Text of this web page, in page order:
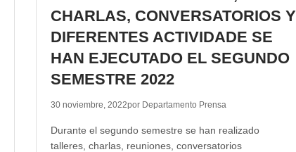
CHARLAS, CONVERSATORIOS Y
DIFERENTES ACTIVIDADE SE
HAN EJECUTADO EL SEGUNDO
SEMESTRE 2022
30 noviembre, 2022por Departamento Prensa
Durante el segundo semestre se han realizado
talleres, charlas, reuniones, conversatorios